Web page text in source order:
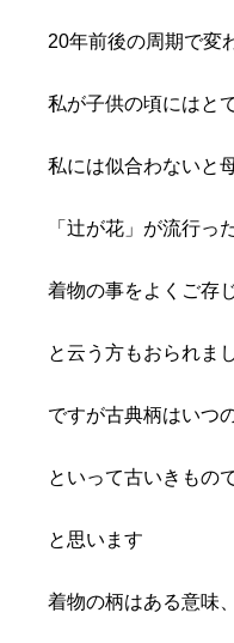
20年前後の周期で変
私が子供の頃にはと
私には似合わないと
「辻が花」が流行っ
着物の事をよくご存
と云う方もおられま
ですが古典柄はいつ
といって古いきもの
と思います
着物の柄はある意味